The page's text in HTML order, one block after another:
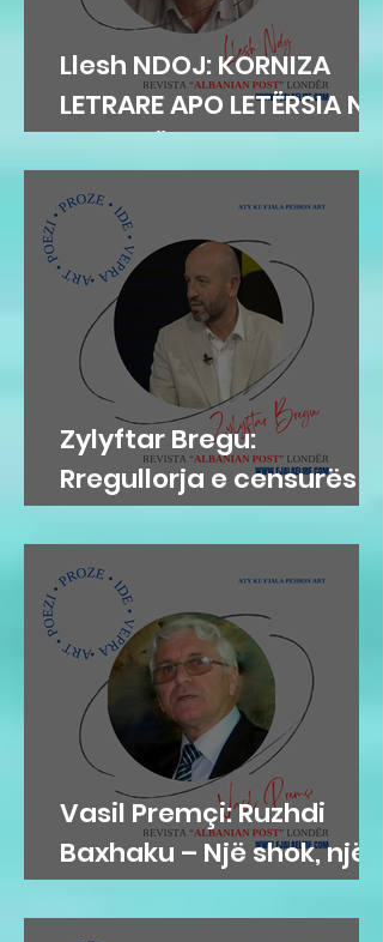
Llesh NDOJ: KORNIZA
LETRARE APO LETËRSIA NË
KORNIZË
Zylyftar Bregu:
Rregullorja e censurës
në Gjykatën e Posaçme
Vasil Premçi: Ruzhdi
Baxhaku – Një shok, një
mik, një misionar